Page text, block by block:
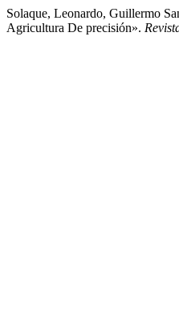
Solaque, Leonardo, Guillermo
Agricultura De precisión».